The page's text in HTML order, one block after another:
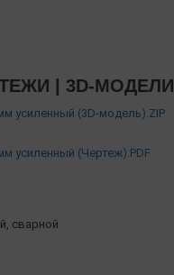
| 3D-МОДЕЛИ
усиленный (3D-модель).ZIP
усиленный (Чертеж).PDF
сварной